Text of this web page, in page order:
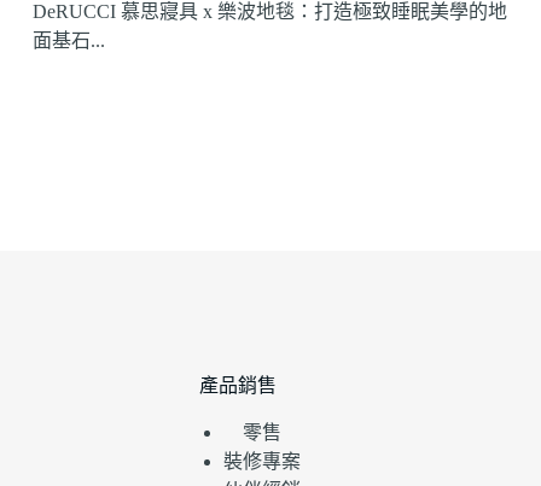
DeRUCCI 慕思寢具 x 樂波地毯：打造極致睡眠美學的地
面基石...
產品銷售
零售
裝修專案